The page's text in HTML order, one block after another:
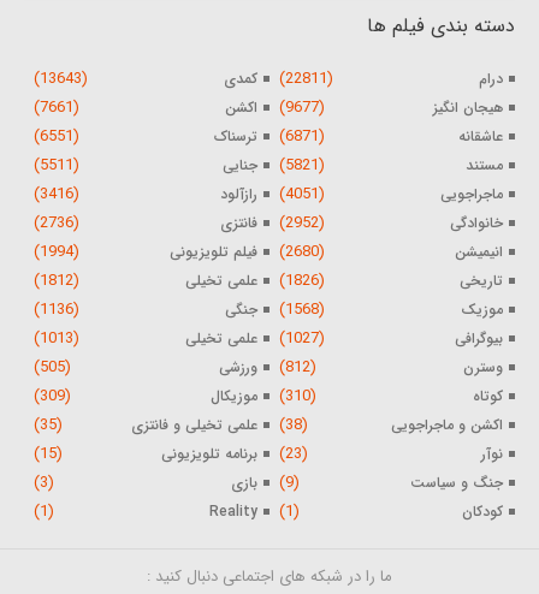
دسته بندی فیلم ها
درام (22811) کمدی (13643)
هیجان انگیز (9677) اکشن (7661)
عاشقانه (6871) ترسناک (6551)
مستند (5821) جنایی (5511)
ماجراجویی (4051) رازآلود (3416)
خانوادگی (2952) فانتزی (2736)
انیمیشن (2680) فیلم تلویزیونی (1994)
تاریخی (1826) علمی تخیلی (1812)
موزیک (1568) جنگی (1136)
بیوگرافی (1027) علمی تخیلی (1013)
وسترن (812) ورزشی (505)
کوتاه (310) موزیکال (309)
اکشن و ماجراجویی (38) علمی تخیلی و فانتزی (35)
نوآر (23) برنامه تلویزیونی (15)
جنگ و سیاست (9) بازی (3)
کودکان (1)
Reality
(1)
ما را در شبکه های اجتماعی دنبال کنید :